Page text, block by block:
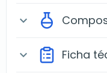
expand_more
expand_more Ficha